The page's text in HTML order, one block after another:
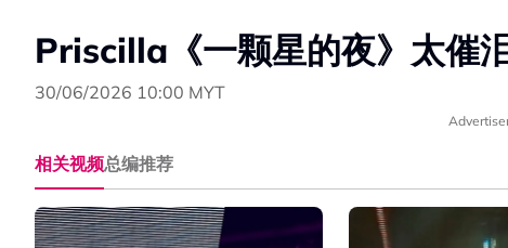
Priscilla《一颗星的夜》太催
30/06/2026 10:00 MYT
相关视频总编推荐